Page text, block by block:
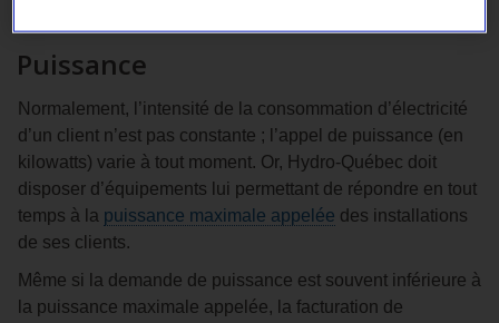
Puissance
Normalement, l’intensité de la consommation d’électricité
d’un client n’est pas constante ; l’appel de puissance (en
kilowatts) varie à tout moment. Or, Hydro‑Québec doit
disposer d’équipements lui permettant de répondre en tout
temps à la puissance maximale appelée des installations
de ses clients.
Même si la demande de puissance est souvent inférieure à
la puissance maximale appelée, la facturation de